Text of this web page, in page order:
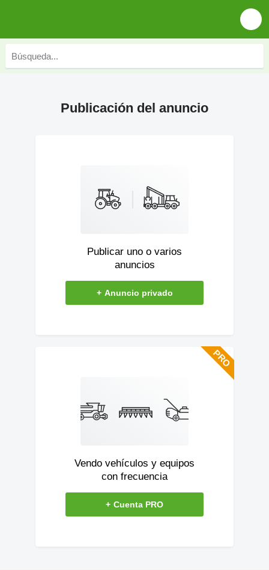
Publicación del anuncio
Publicar uno o varios
anuncios
+ Anuncio privado
Vendo vehículos y equipos
con frecuencia
+ Cuenta PRO